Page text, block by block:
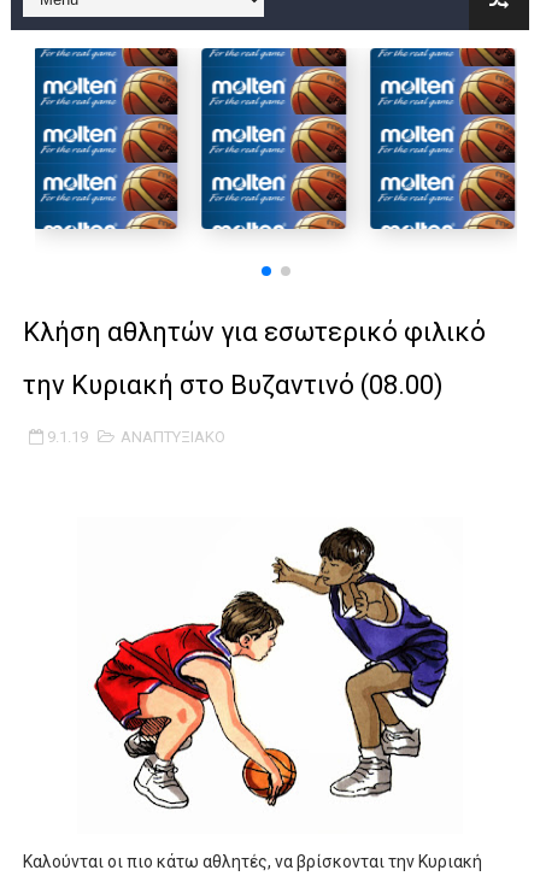
B ΕΦΗΒΩΝ F4 : Χάλκινο το Πέρα 71-56 την Δραπετσώνα στον
Στην National League 2 ο Μανδραϊκός 83-72 τον Εθνικό
Live streaming ΜΠΑΡΑΖ ΑΝΟΔΟΥ ΣΤΗΝ NL 2 : ΑΥΡΙΟ
Β΄ ΕΦΗΒΩΝ F4 : Εντυπωσιακός ο Ρέντης στον τελικό 104-77
ΧΡΟΝΙΑ ΠΟΛΛΑ ΣΤΟ ΕΛΛΗΝΙΚΟ ΜΠΑΣΚΕΤ : 39Η ΕΠΕΤΕΙΟΣ ΑΠΟ
Ο δρόμος για τον 29ο τελικό κυπέλλου ανδρών ΕΣΚΑΝΑ
U21: Τεράστια πρόκριση για τον Πανελευσινιακό στον
Γ΄ανδρών play offs : "Σκληρό" καρύδι η Φιλία Περάματος
Play off B εφήβων Β φάση Στο f4 ΑΕ Ρέντη, Πέρα , Ερμής
Κλήση αθλητών για εσωτερικό φιλικό
την Κυριακή στο Βυζαντινό (08.00)
9.1.19 ΑΝΑΠΤΥΞΙΑΚΟ
Καλούνται οι πιο κάτω αθλητές, να βρίσκονται την Κυριακή